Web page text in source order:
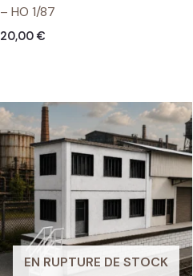
– HO 1/87
20,00 €
EN RUPTURE DE STOCK